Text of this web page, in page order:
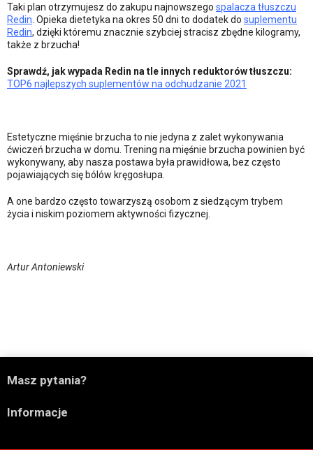
Taki plan otrzymujesz do zakupu najnowszego spalacza tłuszczu
Redin . Opieka dietetyka na okres 50 dni to dodatek do suplementu
Redin, dzięki któremu znacznie szybciej stracisz zbędne kilogramy,
także z brzucha!
Sprawdź, jak wypada Redin na tle innych reduktorów tłuszczu:
TOP6 najlepszych suplementów na odchudzanie 2021
Estetyczne mięśnie brzucha to nie jedyna z zalet wykonywania
ćwiczeń brzucha w domu. Trening na mięśnie brzucha powinien być
wykonywany, aby nasza postawa była prawidłowa, bez często
pojawiających się bólów kręgosłupa.
A one bardzo często towarzyszą osobom z siedzącym trybem
życia i niskim poziomem aktywności fizycznej.
Artur Antoniewski
Masz pytania?
Informacje